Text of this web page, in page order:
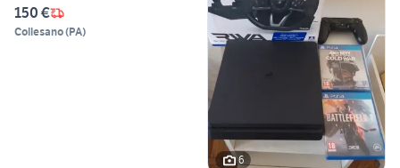
150 €
Collesano(PA)
6